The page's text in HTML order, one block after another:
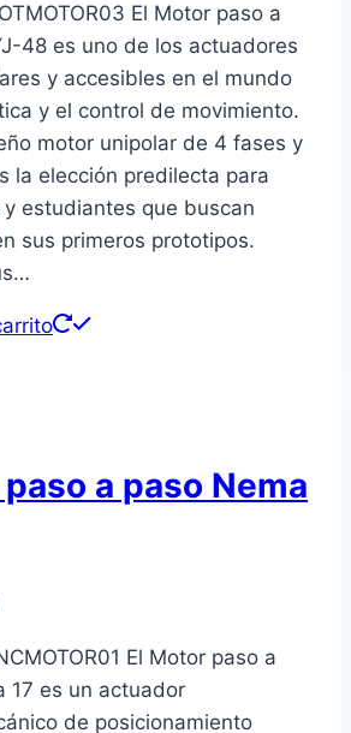
El Motor paso a
48 es uno de los actuadores
y accesibles en el mundo
y el control de movimiento.
motor unipolar de 4 fases y
la elección predilecta para
y estudiantes que buscan
sus primeros prototipos.
a paso Nema
El Motor paso a
17 es un actuador
de posicionamiento